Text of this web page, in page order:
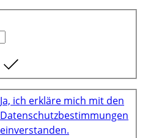
Ja, ich erkläre mich mit den
Datenschutzbestimmungen
einverstanden.